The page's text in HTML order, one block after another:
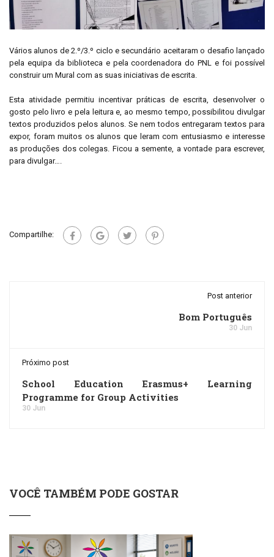
Vários alunos de 2.º/3.º ciclo e secundário aceitaram o desafio lançado
pela equipa da biblioteca e pela coordenadora do PNL e foi possível
construir um Mural com as suas iniciativas de escrita.
Esta atividade permitiu incentivar práticas de escrita, desenvolver o
gosto pelo livro e pela leitura e, ao mesmo tempo, possibilitou divulgar
textos produzidos pelos alunos. Se nem todos entregaram textos para
expor, foram muitos os alunos que leram com entusiasmo e interesse
as produções dos colegas. Ficou a semente, a vontade para escrever,
para divulgar….
Compartilhe:
Post anterior
Bom Português
30 Jun
Próximo post
School Education Erasmus+ Learning
Programme for Group Activities
30 Jun
VOCÊ TAMBÉM PODE GOSTAR